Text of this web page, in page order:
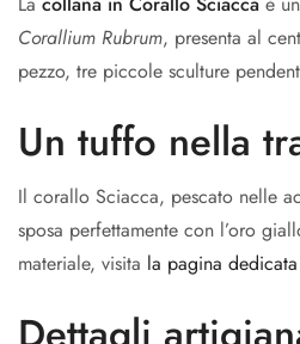
Corallium Rubrum, presenta al
pezzo, tre piccole sculture
Un tuffo nella
Il corallo Sciacca, pescato nelle
sposa perfettamente con l’oro
materiale, visita la pagina